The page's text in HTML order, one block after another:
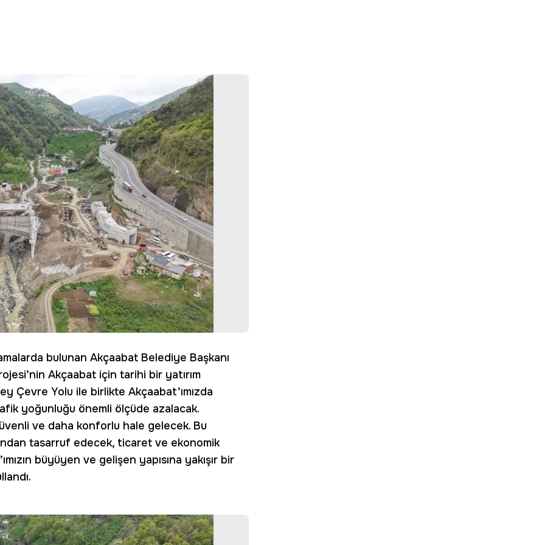
bulunan Akçaabat Belediye Başkanı
Akçaabat için tarihi bir yatırım
Çevre Yolu ile birlikte Akçaabat’ımızda
yoğunluğu önemli ölçüde azalacak.
ve daha konforlu hale gelecek. Bu
tasarruf edecek, ticaret ve ekonomik
büyüyen ve gelişen yapısına yakışır bir